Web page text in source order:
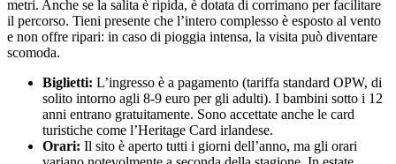
metri. Anche se la salita è ripida, è dotata di corrimano per facilitare
il percorso. Tieni presente che l’intero complesso è esposto al vento
e non offre ripari: in caso di pioggia intensa, la visita può diventare
scomoda.
Biglietti: L’ingresso è a pagamento (tariffa standard OPW, di
solito intorno agli 8-9 euro per gli adulti). I bambini sotto i 12
anni entrano gratuitamente. Sono accettate anche le card
turistiche come l’Heritage Card irlandese.
Orari: Il sito è aperto tutti i giorni dell’anno, ma gli orari